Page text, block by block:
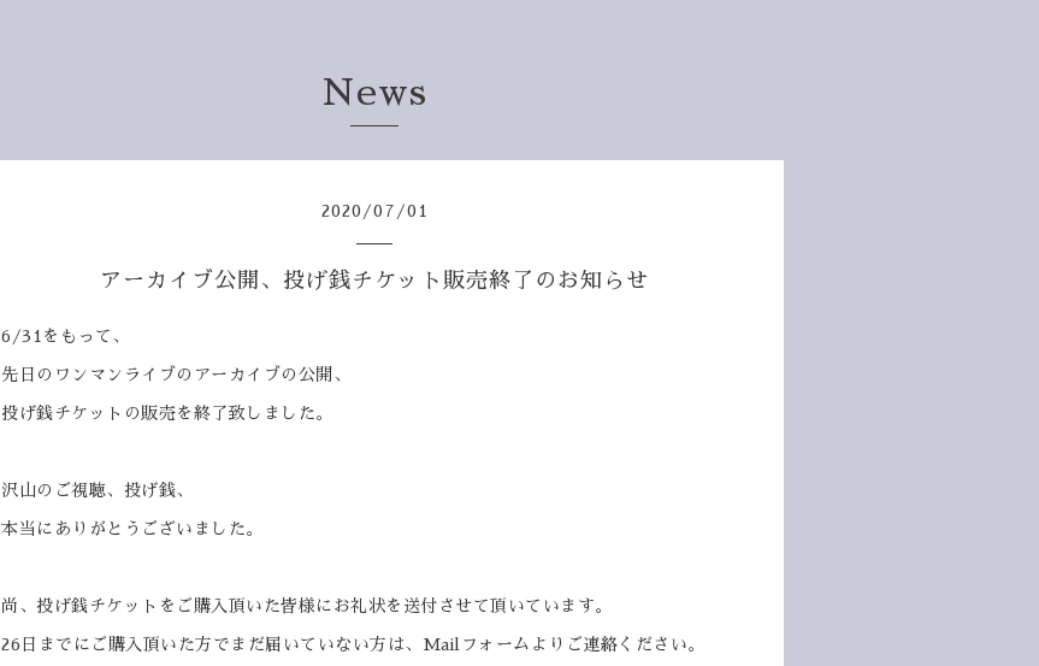
News
2020 /07 /01
アーカイブ公開、投げ銭チケット販売終了のお知らせ
6/31をもって、
先日のワンマンライブのアーカイブの公開、
投げ銭チケットの販売を終了致しました。
沢山のご視聴、投げ銭、
本当にありがとうございました。
尚、投げ銭チケットをご購入頂いた皆様にお礼状を送付させて頂いています。
26日までにご購入頂いた方でまだ届いていない方は、Mailフォームよりご連絡ください。